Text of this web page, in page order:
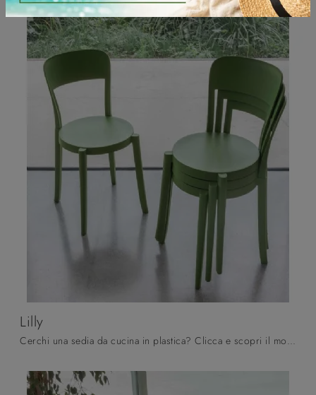
Lilly
Cerchi una sedia da cucina in plastica? Clicca e scopri il modello Lilly di Altacom per ultimare i tuoi locali perfettamente.